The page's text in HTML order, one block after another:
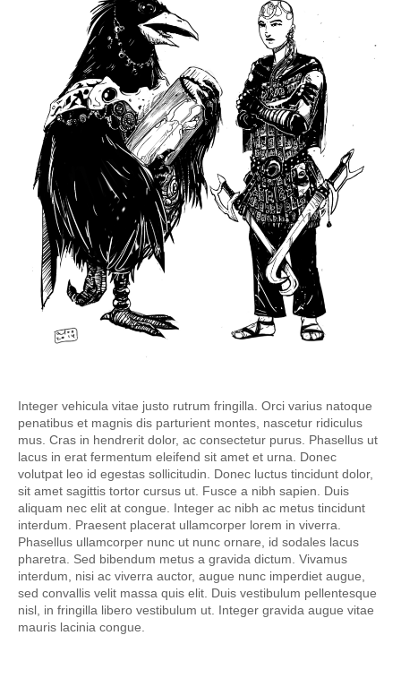
Integer vehicula vitae justo rutrum fringilla. Orci varius natoque
penatibus et magnis dis parturient montes, nascetur ridiculus
mus. Cras in hendrerit dolor, ac consectetur purus. Phasellus ut
lacus in erat fermentum eleifend sit amet et urna. Donec
volutpat leo id egestas sollicitudin. Donec luctus tincidunt dolor,
sit amet sagittis tortor cursus ut. Fusce a nibh sapien. Duis
aliquam nec elit at congue. Integer ac nibh ac metus tincidunt
interdum. Praesent placerat ullamcorper lorem in viverra.
Phasellus ullamcorper nunc ut nunc ornare, id sodales lacus
pharetra. Sed bibendum metus a gravida dictum. Vivamus
interdum, nisi ac viverra auctor, augue nunc imperdiet augue,
sed convallis velit massa quis elit. Duis vestibulum pellentesque
nisl, in fringilla libero vestibulum ut. Integer gravida augue vitae
mauris lacinia congue.